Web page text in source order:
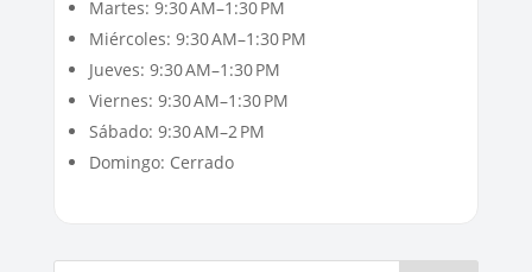
Martes: 9:30 AM–1:30 PM
Miércoles: 9:30 AM–1:30 PM
Jueves: 9:30 AM–1:30 PM
Viernes: 9:30 AM–1:30 PM
Sábado: 9:30 AM–2 PM
Domingo: Cerrado